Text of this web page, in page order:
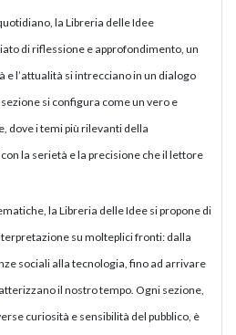
la Libreria delle Idee
di riflessione e approfondimento, un
e l’attualità si intrecciano in un dialogo
si configura come un vero e
dove i temi più rilevanti della
la serietà e la precisione che il lettore
la Libreria delle Idee si propone di
su molteplici fronti: dalla
sociali alla tecnologia, fino ad arrivare
il nostro tempo. Ogni sezione,
curiosità e sensibilità del pubblico, è